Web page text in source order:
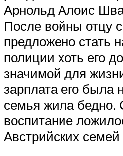
Арнольд Алоис
После войны отцу
предложено стать
полиции хоть его
значимой для
зарплата его была
семья жила бедно.
воспитание
Австрийских семей